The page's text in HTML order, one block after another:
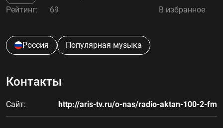
Добавить радиостанцию
Конфиденциальность
Рейтинг: 69 В избранное
Россия Популярная музыка
Контакты
Сайт: http://aris-tv.ru/o-nas/radio-aktan-100-2-fm